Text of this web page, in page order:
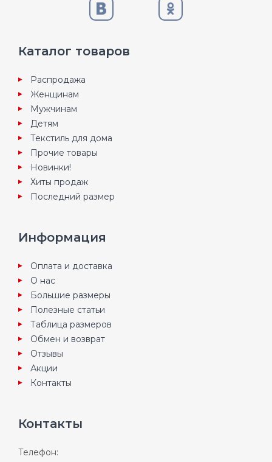
Каталог товаров
Распродажа
Женщинам
Мужчинам
Детям
Текстиль для дома
Прочие товары
Новинки!
Хиты продаж
Последний размер
Информация
Оплата и доставка
О нас
Большие размеры
Полезные статьи
Таблица размеров
Обмен и возврат
Отзывы
Акции
Контакты
Контакты
Телефон: